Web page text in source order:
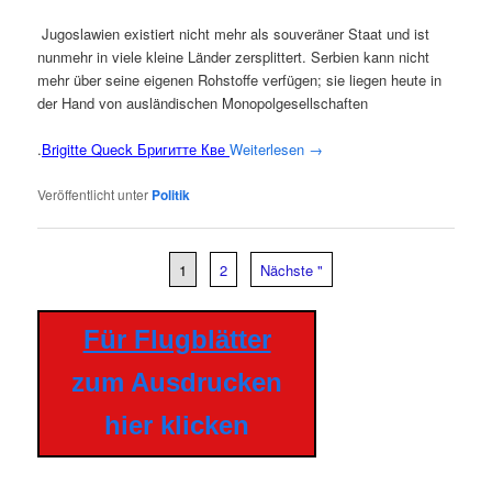
Jugo­sla­wi­en exis­tiert nicht mehr als sou­ve­rä­ner Staat und ist
nun­mehr in vie­le klei­ne Län­der zer­split­tert. Ser­bi­en kann nicht
mehr über sei­ne eige­nen Roh­stof­fe ver­fü­gen; sie lie­gen heu­te in
der Hand von aus­län­di­schen Monopolgesellschaften
.Bri­git­te Queck Бригитте КвеWei­ter­le­sen →
Veröffentlicht unter Politik
1 2 Nächste "
Für Flugblätter
zum Ausdrucken
hier klicken